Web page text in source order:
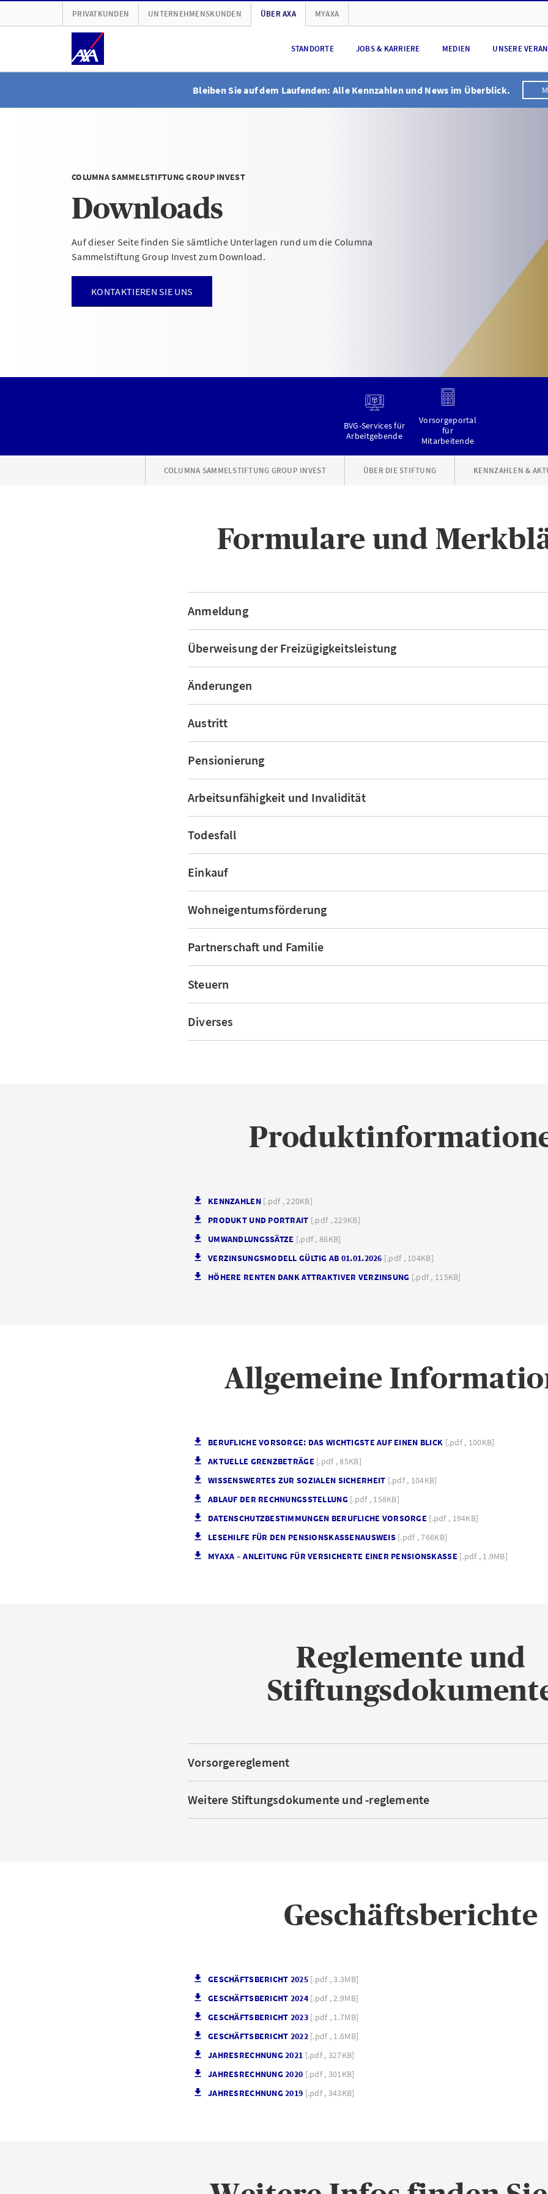
PRIVATKUNDEN UNTERNEHMENSKUNDEN ÜBER AXA MYAXA
STANDORTE JOBS & KARRIERE MEDIEN UNSERE
Bleiben Sie auf dem Laufenden: Alle Kennzahlen und News im Überblick.
COLUMNA SAMMELSTIFTUNG GROUP INVEST
Downloads
Auf dieser Seite finden Sie sämtliche Unterlagen rund um die Columna
Sammelstiftung Group Invest zum Download.
KONTAKTIEREN SIE UNS
BVG-Services für
Arbeitgebende
Vorsorgeportal
für
Mitarbeitende
COLUMNA SAMMELSTIFTUNG GROUP INVEST ÜBER DIE STIFTUNG KENNZAHLEN &
Formulare und
Anmeldung
Überweisung der Freizügigkeitsleistung
Änderungen
Austritt
Pensionierung
Arbeitsunfähigkeit und Invalidität
Todesfall
Einkauf
Wohneigentumsförderung
Partnerschaft und Familie
Steuern
Diverses
KENNZAHLEN [.pdf , 220KB]
PRODUKT UND PORTRAIT [.pdf , 229KB]
UMWANDLUNGSSÄTZE [.pdf , 86KB]
VERZINSUNGSMODELL GÜLTIG AB 01.01.2026 [.pdf , 104KB]
HÖHERE RENTEN DANK ATTRAKTIVER VERZINSUNG [.pdf , 115KB]
Allgemeine
BERUFLICHE VORSORGE: DAS WICHTIGSTE AUF EINEN BLICK [.pdf , 100KB]
AKTUELLE GRENZBETRÄGE [.pdf , 85KB]
WISSENSWERTES ZUR SOZIALEN SICHERHEIT [.pdf , 104KB]
ABLAUF DER RECHNUNGSSTELLUNG [.pdf , 158KB]
DATENSCHUTZBESTIMMUNGEN BERUFLICHE VORSORGE [.pdf , 194KB]
LESEHILFE FÜR DEN PENSIONSKASSENAUSWEIS [.pdf , 766KB]
MYAXA – ANLEITUNG FÜR VERSICHERTE EINER PENSIONSKASSE [.pdf , 1.9MB]
Reglemente und
Vorsorgereglement
Weitere Stiftungsdokumente und -reglemente
Geschäftsberichte
GESCHÄFTSBERICHT 2025 [.pdf , 3.3MB]
GESCHÄFTSBERICHT 2024 [.pdf , 2.9MB]
GESCHÄFTSBERICHT 2023 [.pdf , 1.7MB]
GESCHÄFTSBERICHT 2022 [.pdf , 1.6MB]
JAHRESRECHNUNG 2021 [.pdf , 327KB]
JAHRESRECHNUNG 2020 [.pdf , 301KB]
JAHRESRECHNUNG 2019 [.pdf , 343KB]